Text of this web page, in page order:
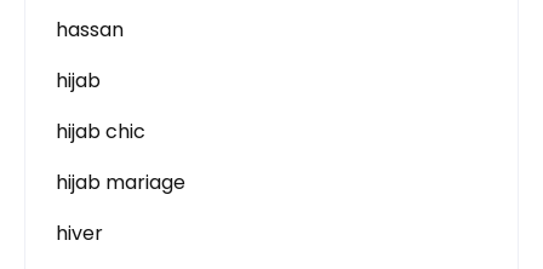
hassan
hijab
hijab chic
hijab mariage
hiver